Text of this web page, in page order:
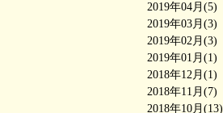
2019年04月(5)
2019年03月(3)
2019年02月(3)
2019年01月(1)
2018年12月(1)
2018年11月(7)
2018年10月(13)